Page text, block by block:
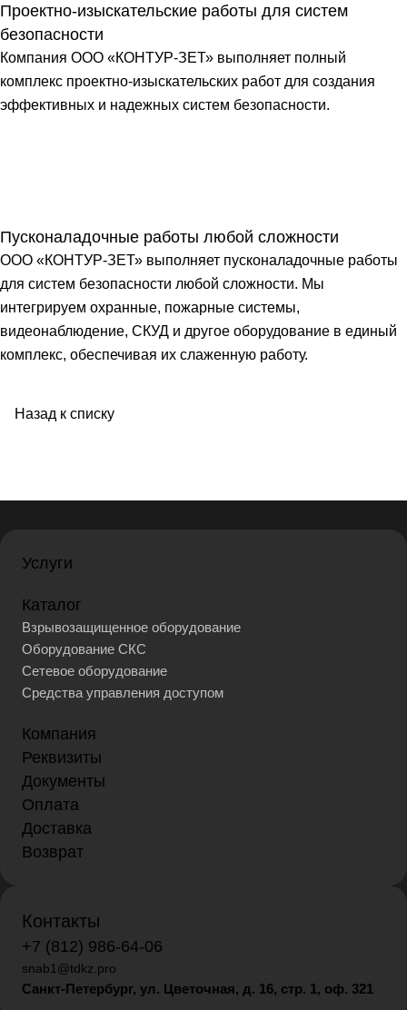
Проектно-изыскательские работы для систем
безопасности
Компания ООО «КОНТУР-ЗЕТ» выполняет полный
комплекс проектно-изыскательских работ для создания
эффективных и надежных систем безопасности.
Пусконаладочные работы любой сложности
ООО «КОНТУР-ЗЕТ» выполняет пусконаладочные работы
для систем безопасности любой сложности. Мы
интегрируем охранные, пожарные системы,
видеонаблюдение, СКУД и другое оборудование в единый
комплекс, обеспечивая их слаженную работу.
Назад к списку
Услуги
Каталог
Взрывозащищенное оборудование
Оборудование СКС
Сетевое оборудование
Средства управления доступом
Компания
Реквизиты
Документы
Оплата
Доставка
Возврат
Контакты
+7 (812) 986-64-06
snab1@tdkz.pro
Санкт-Петербург, ул. Цветочная, д. 16, стр. 1, оф. 321